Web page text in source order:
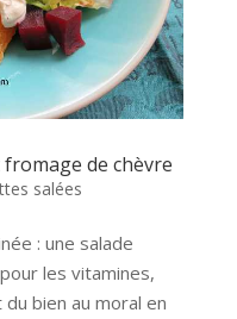
de chèvre
salées
: une salade
les vitamines,
bien au moral en